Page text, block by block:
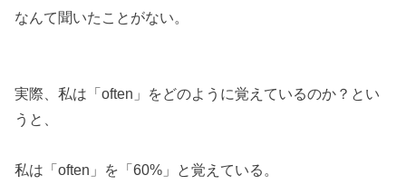
なんて聞いたことがない。
実際、私は「often」をどのように覚えているのか？とい
うと、
私は「often」を「60%」と覚えている。